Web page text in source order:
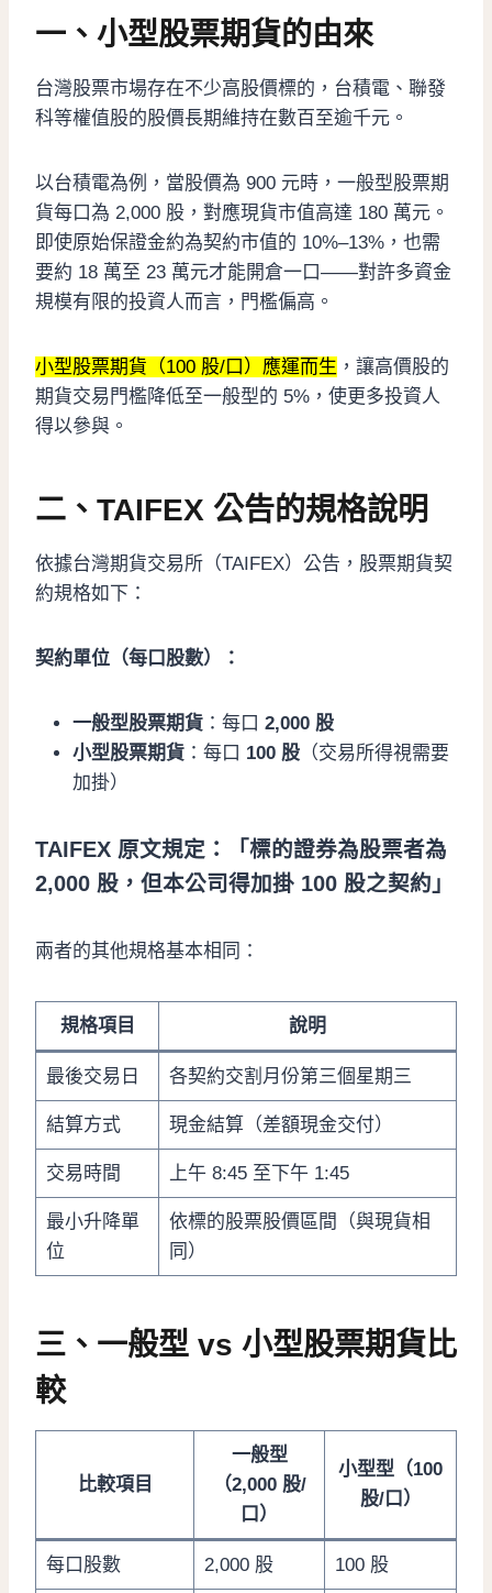
一、小型股票期貨的由來
台灣股票市場存在不少高股價標的，台積電、聯發
科等權值股的股價長期維持在數百至逾千元。
以台積電為例，當股價為 900 元時，一般型股票期
貨每口為 2,000 股，對應現貨市值高達 180 萬元。
即使原始保證金約為契約市值的 10%–13%，也需
要約 18 萬至 23 萬元才能開倉一口——對許多資金
規模有限的投資人而言，門檻偏高。
小型股票期貨（100 股/口）應運而生 ，讓高價股的
期貨交易門檻降低至一般型的 5%，使更多投資人
得以參與。
二、TAIFEX 公告的規格說明
依據台灣期貨交易所（TAIFEX）公告，股票期貨契
約規格如下：
契約單位（每口股數）：
一般型股票期貨 ：每口 2,000 股
小型股票期貨 ：每口 100 股 （交易所得視需要
加掛）
TAIFEX 原文規定：「標的證券為股票者為
2,000 股，但本公司得加掛 100 股之契約」
兩者的其他規格基本相同：
規格項目 說明
最後交易日 各契約交割月份第三個星期三
結算方式 現金結算（差額現金交付）
交易時間 上午 8:45 至下午 1:45
最小升降單
位
依標的股票股價區間（與現貨相
同）
三、一般型 vs 小型股票期貨比
較
比較項目
一般型
（2,000 股/
口）
小型型（100
股/口）
每口股數 2,000 股 100 股